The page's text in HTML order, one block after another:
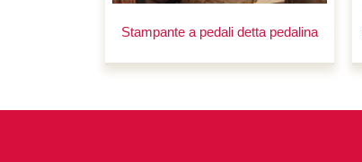
Stampante a pedali detta pedalina